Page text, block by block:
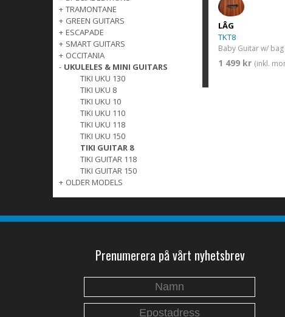
+ TRAMONTANE
+ GREEN GUITARS
+ ESCAPADE
+ SMART GUITARS
+ OCCITANIA
- UKULELES & MINI GUITARS
TIKI UKU 130
TIKI UKU 8
TIKI UKU 10
TIKI UKU 110
TIKI UKU 118
TIKI UKU 150
TIKI GUITAR 8
TIKI GUITAR 118
TIKI GUITAR 150
+ OLDER MODELS
LÂG
TKT8
Baby Guitar w/ bag
1 499 kr (inkl.
Prenumerera på vårt nyhetsbrev